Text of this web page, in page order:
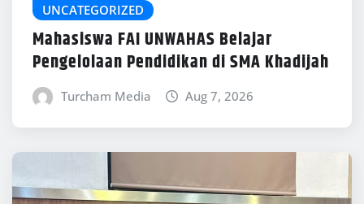
UNCATEGORIZED
Mahasiswa FAI UNWAHAS Belajar
Pengelolaan Pendidikan di SMA Khadijah
Turcham Media Aug 7, 2026